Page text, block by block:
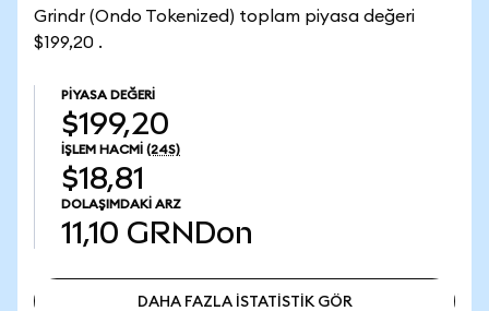
Grindr (Ondo Tokenized) toplam piyasa değeri
$199,20 .
PIYASA DEĞERI
$199,20
İŞLEM HACMI (24S)
$18,81
DOLAŞIMDAKI ARZ
11,10 GRNDon
DAHA FAZLA İSTATİSTİK GÖR